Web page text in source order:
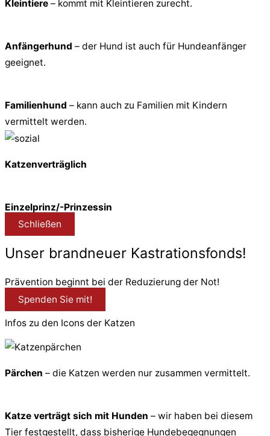
Kleintiere – kommt mit Kleintieren zurecht.
Anfängerhund – der Hund ist auch für Hundeanfänger
geeignet.
Familienhund – kann auch zu Familien mit Kindern
vermittelt werden.
Katzenverträglich
Einzelprinz/-Prinzessin
Schließen
Unser brandneuer Kastrationsfonds!
Prävention beginnt bei der Reduzierung der Not!
Spenden Sie mit!
Infos zu den Icons der Katzen
Pärchen – die Katzen werden nur zusammen vermittelt.
Katze verträgt sich mit Hunden – wir haben bei diesem
Tier festgestellt, dass bisherige Hundebegegnungen